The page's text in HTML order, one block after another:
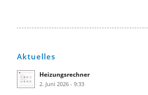
Aktuelles
Heizungsrechner
2. Juni 2026 - 9:33